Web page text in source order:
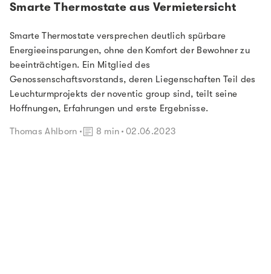
Smarte Thermostate aus Vermietersicht
Smarte Thermostate versprechen deutlich spürbare
Energieeinsparungen, ohne den Komfort der Bewohner zu
beeinträchtigen. Ein Mitglied des
Genossenschaftsvorstands, deren Liegenschaften Teil des
Leuchturmprojekts der noventic group sind, teilt seine
Hoffnungen, Erfahrungen und erste Ergebnisse.
Thomas Ahlborn Lesedauer:
8 min 02.06.2023